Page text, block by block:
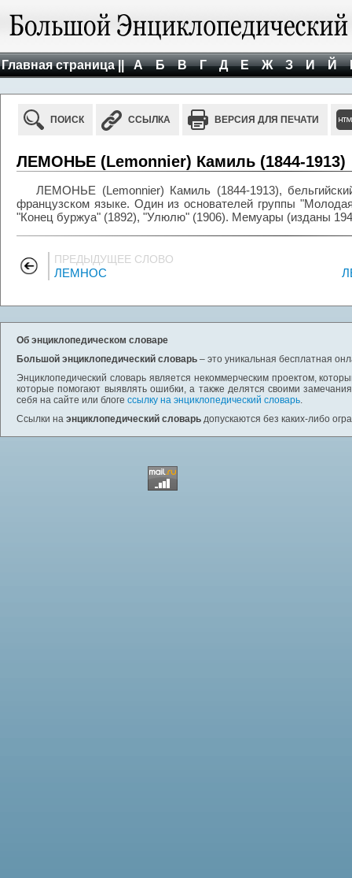
Главная страница || А Б В Г Д Е Ж З И Й
ПОИСК ССЫЛКА ВЕРСИЯ ДЛЯ ПЕЧАТИ
ЛЕМОНЬЕ (Lemonnier) Камиль (1844-1913)
ЛЕМОНЬЕ (Lemonnier) Камиль (1844-1913),
французском языке. Один из основателей группы
"Конец буржуа" (1892), "Улюлю" (1906). Мемуары (изданы
ПРЕДЫДУЩЕЕ СЛОВО
ЛЕМНОС
Об энциклопедическом словаре
Большой энциклопедический словарь – это уникальная бесплатная
Энциклопедический словарь является некоммерческим проектом,
которые помогают выявлять ошибки, а также делятся своими
себя на сайте или блоге ссылку на энциклопедический словарь.
Ссылки на энциклопедический словарь допускаются без каких-либо